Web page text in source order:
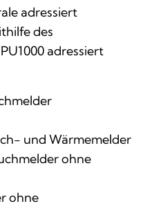
adressiert
des
adressiert
und Wärmemelder
ohne
ohne